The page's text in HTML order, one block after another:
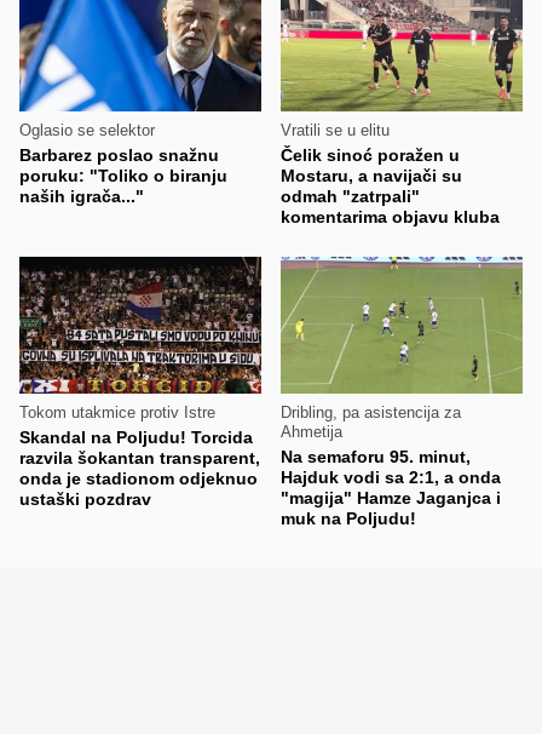
Oglasio se selektor
Barbarez poslao snažnu
poruku: "Toliko o biranju
naših igrača..."
Vratili se u elitu
Čelik sinoć poražen u
Mostaru, a navijači su
odmah "zatrpali"
komentarima objavu kluba
Tokom utakmice protiv Istre
Skandal na Poljudu! Torcida
razvila šokantan transparent,
onda je stadionom odjeknuo
ustaški pozdrav
Dribling, pa asistencija za
Ahmetija
Na semaforu 95. minut,
Hajduk vodi sa 2:1, a onda
"magija" Hamze Jaganjca i
muk na Poljudu!